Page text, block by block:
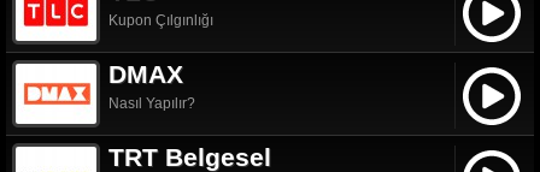
Kupon Çılgınlığı
DMAX
Nasıl Yapılır?
TRT Belgesel